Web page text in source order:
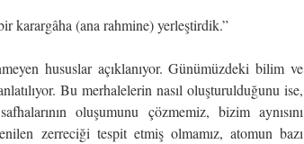
karargâha (ana rahmine) yerleştirdik.”
hususlar açıklanıyor. Günümüzdeki bilim ve
Bu merhalelerin nasıl oluşturulduğunu ise,
oluşumunu çözmemiz, bizim aynısını
zerreciği tespit etmiş olmamız, atomun bazı